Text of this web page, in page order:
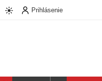
Prihlásenie